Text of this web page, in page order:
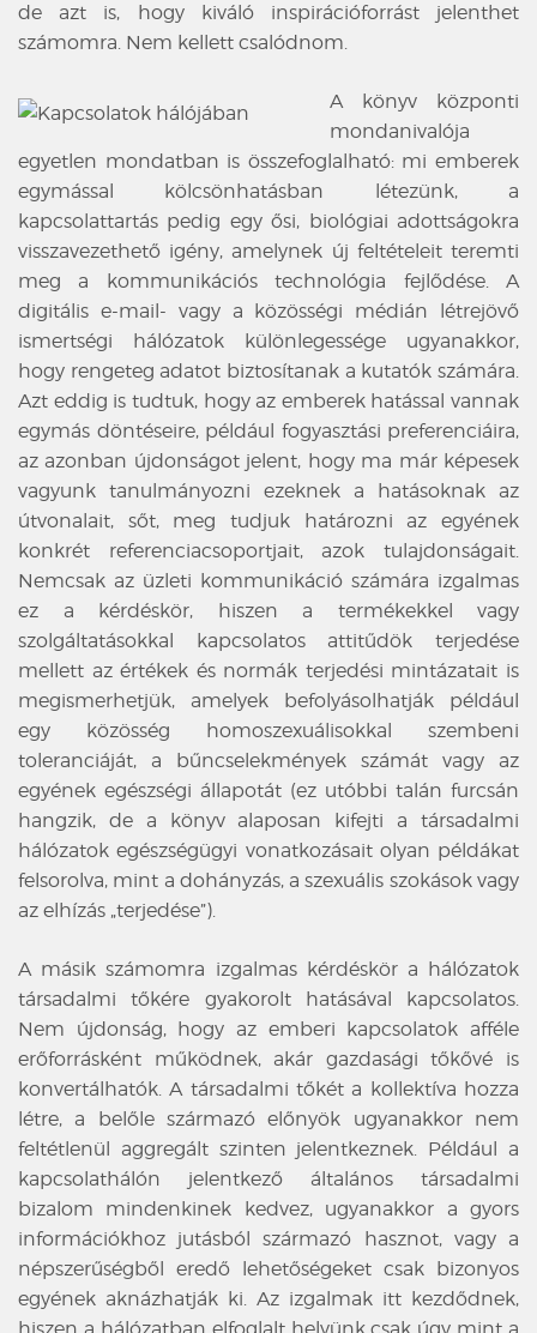
de azt is, hogy kiváló inspirációforrást jelenthet
számomra. Nem kellett csalódnom.
A könyv központi
mondanivalója
egyetlen mondatban is összefoglalható: mi emberek
egymással kölcsönhatásban létezünk, a
kapcsolattartás pedig egy ősi, biológiai adottságokra
visszavezethető igény, amelynek új feltételeit teremti
meg a kommunikációs technológia fejlődése. A
digitális e-mail- vagy a közösségi médián létrejövő
ismertségi hálózatok különlegessége ugyanakkor,
hogy rengeteg adatot biztosítanak a kutatók számára.
Azt eddig is tudtuk, hogy az emberek hatással vannak
egymás döntéseire, például fogyasztási preferenciáira,
az azonban újdonságot jelent, hogy ma már képesek
vagyunk tanulmányozni ezeknek a hatásoknak az
útvonalait, sőt, meg tudjuk határozni az egyének
konkrét referenciacsoportjait, azok tulajdonságait.
Nemcsak az üzleti kommunikáció számára izgalmas
ez a kérdéskör, hiszen a termékekkel vagy
szolgáltatásokkal kapcsolatos attitűdök terjedése
mellett az értékek és normák terjedési mintázatait is
megismerhetjük, amelyek befolyásolhatják például
egy közösség homoszexuálisokkal szembeni
toleranciáját, a bűncselekmények számát vagy az
egyének egészségi állapotát (ez utóbbi talán furcsán
hangzik, de a könyv alaposan kifejti a társadalmi
hálózatok egészségügyi vonatkozásait olyan példákat
felsorolva, mint a dohányzás, a szexuális szokások vagy
az elhízás „terjedése”).
A másik számomra izgalmas kérdéskör a hálózatok
társadalmi tőkére gyakorolt hatásával kapcsolatos.
Nem újdonság, hogy az emberi kapcsolatok afféle
erőforrásként működnek, akár gazdasági tőkővé is
konvertálhatók. A társadalmi tőkét a kollektíva hozza
létre, a belőle származó előnyök ugyanakkor nem
feltétlenül aggregált szinten jelentkeznek. Például a
kapcsolathálón jelentkező általános társadalmi
bizalom mindenkinek kedvez, ugyanakkor a gyors
információkhoz jutásból származó hasznot, vagy a
népszerűségből eredő lehetőségeket csak bizonyos
egyének aknázhatják ki. Az izgalmak itt kezdődnek,